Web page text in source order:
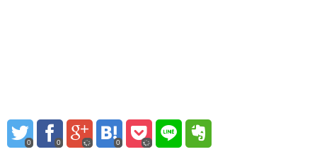
0 0 0